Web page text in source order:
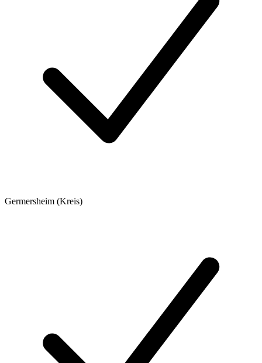
Germersheim (Kreis)